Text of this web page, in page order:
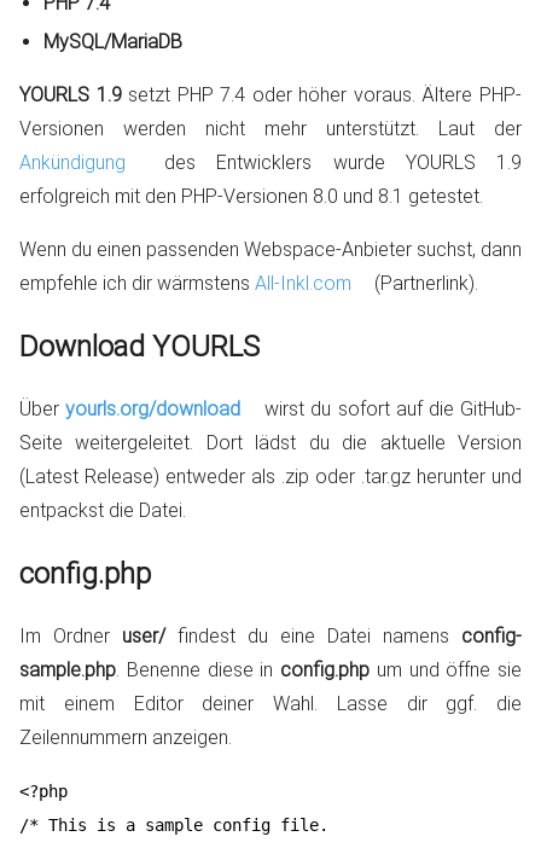
MySQL/MariaDB
YOURLS 1.9setzt PHP 7.4 oder höher voraus. Ältere PHP-
Versionen werden nicht mehr unterstützt. Laut der
Ankündigung
des Entwicklers wurde YOURLS 1.9
erfolgreich mit den PHP-Versionen 8.0 und 8.1 getestet.
Wenn du einen passenden Webspace-Anbieter suchst, dann
empfehle ich dir wärmstens All-Inkl.com (Partnerlink).
Download YOURLS
Überyourls.org/download
wirst du sofort auf die GitHub-
Seite weitergeleitet. Dort lädst du die aktuelle Version
(Latest Release) entweder als .zip oder .tar.gz herunter und
entpackst die Datei.
config.php
Im Ordner user/findest du eine Datei namens config-
sample.php. Benenne diese in config.php um und öffne sie
mit einem Editor deiner Wahl. Lasse dir ggf. die
Zeilennummern anzeigen.
<?php
/* This is a sample config file.